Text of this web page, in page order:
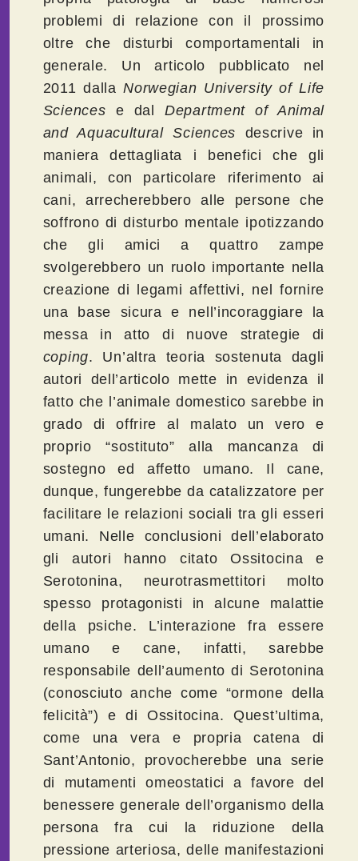
problemi di relazione con il prossimo
oltre che disturbi comportamentali in
generale. Un articolo pubblicato nel
2011 dallaNorwegian University of Life
Sciences e dalDepartment of Animal
and Aquacultural Sciences descrive in
maniera dettagliata i benefici che gli
animali, con particolare riferimento ai
cani, arrecherebbero alle persone che
soffrono di disturbo mentale ipotizzando
che gli amici a quattro zampe
svolgerebbero un ruolo importante nella
creazione di legami affettivi, nel fornire
una base sicura e nell’incoraggiare la
messa in atto di nuove strategie di
coping. Un’altra teoria sostenuta dagli
autori dell’articolo mette in evidenza il
fatto che l’animale domestico sarebbe in
grado di offrire al malato un vero e
proprio “sostituto” alla mancanza di
sostegno ed affetto umano. Il cane,
dunque, fungerebbe da catalizzatore per
facilitare le relazioni sociali tra gli esseri
umani. Nelle conclusioni dell’elaborato
gli autori hanno citato Ossitocina e
Serotonina, neurotrasmettitori molto
spesso protagonisti in alcune malattie
della psiche. L’interazione fra essere
umano e cane, infatti, sarebbe
responsabile dell’aumento di Serotonina
(conosciuto anche come “ormone della
felicità”) e di Ossitocina. Quest’ultima,
come una vera e propria catena di
Sant’Antonio, provocherebbe una serie
di mutamenti omeostatici a favore del
benessere generale dell’organismo della
persona fra cui la riduzione della
pressione arteriosa, delle manifestazioni